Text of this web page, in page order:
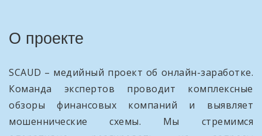
О проекте
SCAUD – медийный проект об онлайн-заработке.
Команда экспертов проводит комплексные
обзоры финансовых компаний и выявляет
мошеннические схемы. Мы стремимся